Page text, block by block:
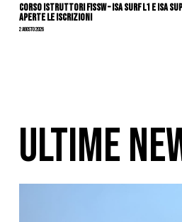
CORSO ISTRUTTORI FISSW – ISA SURF L1 e ISA
APERTE LE ISCRIZIONI
2 Agosto 2026
ULTIME